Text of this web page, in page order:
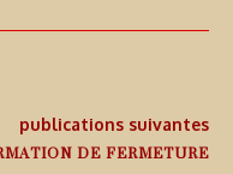
publications suivantes
DE FERMETURE